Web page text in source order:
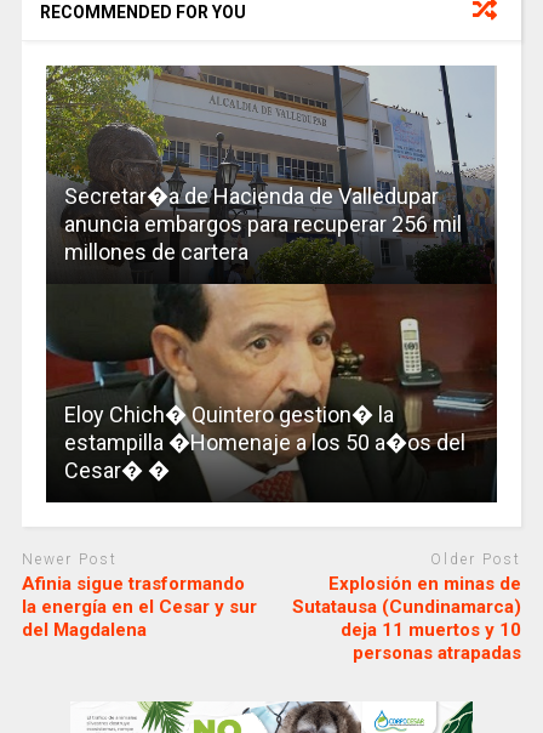
RECOMMENDED FOR YOU
Secretar�a de Hacienda de Valledupar
anuncia embargos para recuperar 256 mil
millones de cartera
Eloy Chich� Quintero gestion� la
estampilla �Homenaje a los 50 a�os del
Cesar� �
Newer Post
Afinia sigue trasformando
la energía en el Cesar y sur
del Magdalena
Older Post
Explosión en minas de
Sutatausa (Cundinamarca)
deja 11 muertos y 10
personas atrapadas